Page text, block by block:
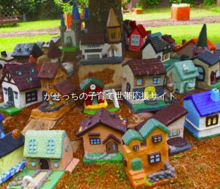
がせっちの子育て世帯応援サイト